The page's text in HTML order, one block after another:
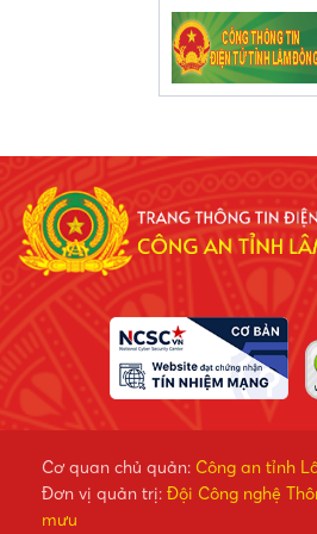
Cơ quan chủ quản: Công an tỉnh
Đơn vị quản trị: Đội Công nghệ
mưu